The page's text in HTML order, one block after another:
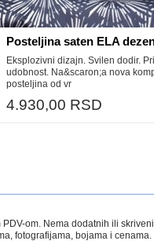
Posteljina saten ELA
Eksplozivni dizajn. Svilen dodir.
udobnost. Na&scaron;a nova
posteljina od vr
4.930,00 RSD
om. Nema dodatnih ili
fotografijama, bojama i